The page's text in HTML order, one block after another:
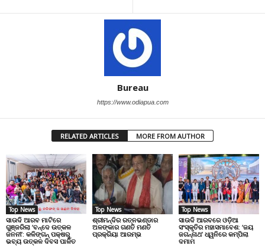
Bureau
https://www.odiapua.com
RELATED ARTICLES MORE FROM AUTHOR
Top News
ସାଉଦି ଆରବ ମାଟିରେ
ଗୁଞ୍ଜରିଲା ‘ବନ୍ଦେ ଉତ୍କଳ
ଜନନୀ’: କଳିଙ୍ଗନ୍ ପକ୍ଷରୁ
ଭବ୍ୟ ଉତ୍କଳ ଦିବସ ପାଳିତ
Top News
ଶ୍ରୀମନ୍ଦିର ରତ୍ନଭଣ୍ଡାର
ଅଳଙ୍କାର ଗଣତି ମଣତି
ପ୍ରକ୍ରିୟା ଆରମ୍ଭ
Top News
ସାଉଦି ଆରବରେ ଓଡ଼ିଆ
ସଂସ୍କୃତିର ମହାସମାବେଶ: ‘ଜୟ
ଜଗନ୍ନାଥ’ ଧ୍ୱନିରେ କମ୍ପିଲା
ଦମାମ